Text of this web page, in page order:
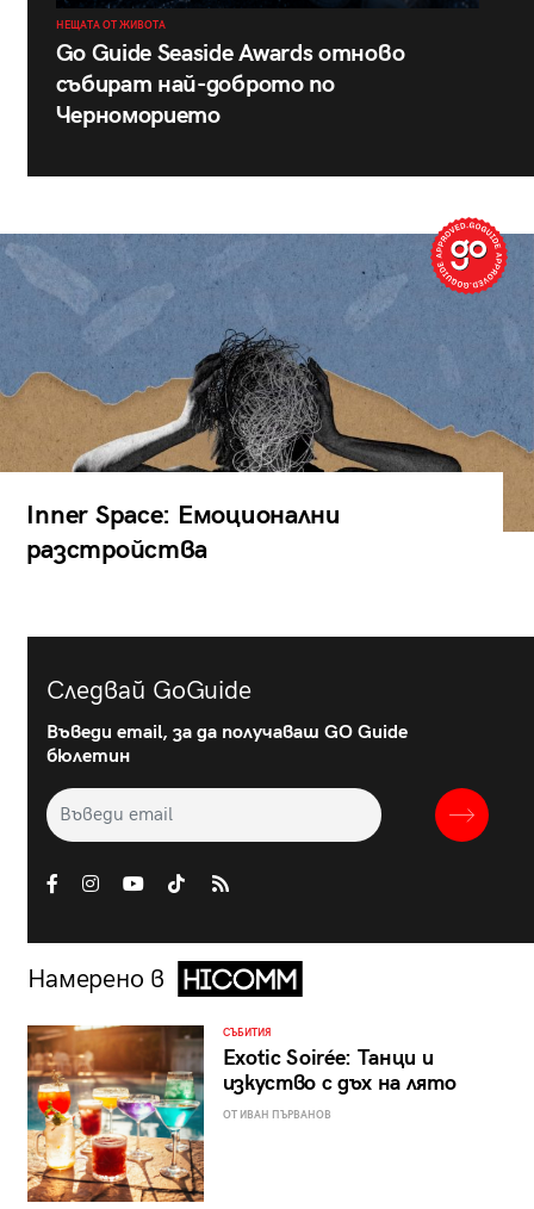
НЕЩАТА ОТ ЖИВОТА
Go Guide Seaside Awards отново
събират най-доброто по
Черноморието
Inner Space: Емоционални
разстройства
Следвай GoGuide
Въведи email, за да получаваш GO Guide
бюлетин
Намерено в
СЪБИТИЯ
Exotic Soirée: Танци и
изкуство с дъх на лято
ОТ ИВАН ПЪРВАНОВ